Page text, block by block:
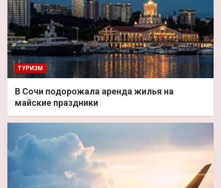
ТУРИЗМ
В Сочи подорожала аренда жилья на
майские праздники